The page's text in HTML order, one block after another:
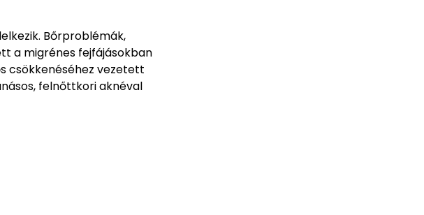
Bőrproblémák,
a migrénes fejfájásokban
csökkenéséhez vezetett
felnőttkori aknéval